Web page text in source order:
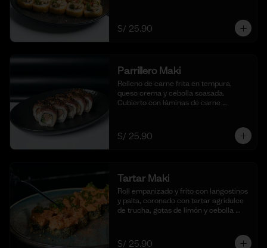
S/ 25.90
Parrillero Maki
Relleno de carne frita en tempura,
queso crema y cebolla soasada.
Cubierto con láminas de carne
S/ 25.90
Tartar Maki
Roll empanizado y frito con langostinos
y palta, coronado con tartar agridulce
de trucha, gotas de limón y cebolla
S/ 25.90